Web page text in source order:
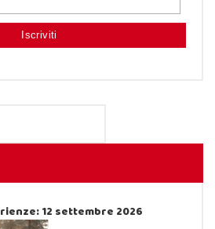
12 settembre 2026